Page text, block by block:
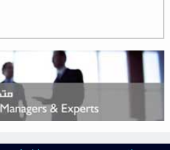
شلوغ‌ترین فرودگاه‌های اروپا در ۲۰۲۵: لندن، استانبول و پاریس
پخش زنده پرواز سیزدهم موشک
هوش مصنوعی وارد تعمیر و بازرسی